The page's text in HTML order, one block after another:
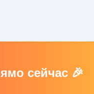
сейчас 🎉